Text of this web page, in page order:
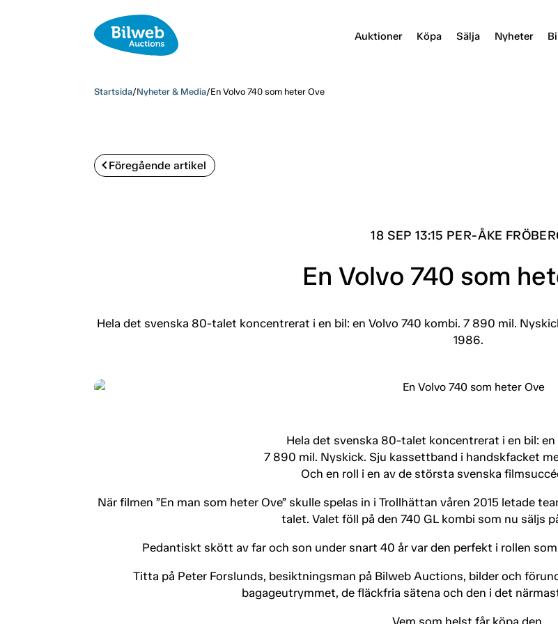
Auktioner Köpa Sälja Nyheter
Startsida/Nyheter & Media/En Volvo 740 som heter Ove
Föregående artikel
18 SEP 13:15 PER-ÅKE
En Volvo 740 som
Hela det svenska 80-talet koncentrerat i en bil: en Volvo 740 kombi. 7 890 mil.
1986.
Hela det svenska 80-talet koncentrerat i en bil: en
7 890 mil. Nyskick. Sju kassettband i handskfacket
Och en roll i en av de största svenska
När filmen ”En man som heter Ove” skulle spelas in i Trollhättan våren 2015 letade
talet. Valet föll på den 740 GL kombi som nu säljs
Pedantiskt skött av far och son under snart 40 år var den perfekt i rollen
Titta på Peter Forslunds, besiktningsman på Bilweb Auctions, bilder och
bagageutrymmet, de fläckfria sätena och den i det
Vem som helst får köpa den.